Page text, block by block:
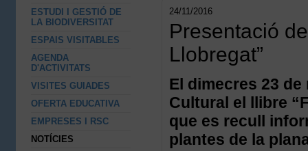
ESTUDI I GESTIÓ DE
LA BIODIVERSITAT
ESPAIS VISITABLES
AGENDA
D'ACTIVITATS
VISITES GUIADES
OFERTA EDUCATIVA
EMPRESES I RSC
NOTÍCIES
24/11/2016
Presentació
Llobregat”
El dimecres 23
Cultural el llibre
que es recull
plantes de la